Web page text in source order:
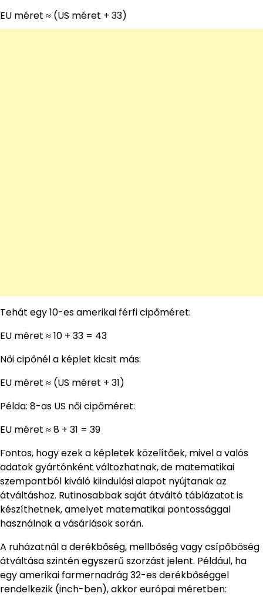
EU méret ≈ (US méret + 33)
Tehát egy 10-es amerikai férfi cipőméret:
EU méret ≈ 10 + 33 = 43
Női cipőnél a képlet kicsit más:
EU méret ≈ (US méret + 31)
Példa: 8-as US női cipőméret:
EU méret ≈ 8 + 31 = 39
Fontos, hogy ezek a képletek közelítőek, mivel a valós
adatok gyártónként változhatnak, de matematikai
szempontból kiváló kiindulási alapot nyújtanak az
átváltáshoz. Rutinosabbak saját átváltó táblázatot is
készíthetnek, amelyet matematikai pontossággal
használnak a vásárlások során.
A ruházatnál a derékbőség, mellbőség vagy csípőbőség
átváltása szintén egyszerű szorzást jelent. Például, ha
egy amerikai farmernadrág 32-es derékbőséggel
rendelkezik (inch-ben), akkor európai méretben: